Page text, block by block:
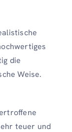
die
Weise.
teuer und